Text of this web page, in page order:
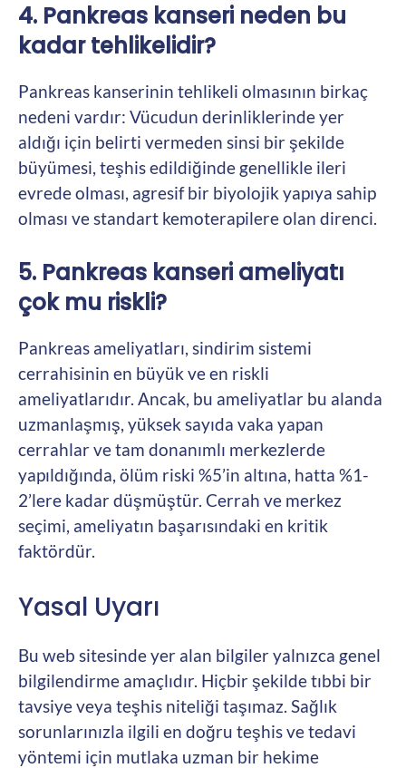
4. Pankreas kanseri neden bu
kadar tehlikelidir?
Pankreas kanserinin tehlikeli olmasının birkaç
nedeni vardır: Vücudun derinliklerinde yer
aldığı için belirti vermeden sinsi bir şekilde
büyümesi, teşhis edildiğinde genellikle ileri
evrede olması, agresif bir biyolojik yapıya sahip
olması ve standart kemoterapilere olan direnci.
5. Pankreas kanseri ameliyatı
çok mu riskli?
Pankreas ameliyatları, sindirim sistemi
cerrahisinin en büyük ve en riskli
ameliyatlarıdır. Ancak, bu ameliyatlar bu alanda
uzmanlaşmış, yüksek sayıda vaka yapan
cerrahlar ve tam donanımlı merkezlerde
yapıldığında, ölüm riski %5’in altına, hatta %1-
2’lere kadar düşmüştür. Cerrah ve merkez
seçimi, ameliyatın başarısındaki en kritik
faktördür.
Yasal Uyarı
Bu web sitesinde yer alan bilgiler yalnızca genel
bilgilendirme amaçlıdır. Hiçbir şekilde tıbbi bir
tavsiye veya teşhis niteliği taşımaz. Sağlık
sorunlarınızla ilgili en doğru teşhis ve tedavi
yöntemi için mutlaka uzman bir hekime